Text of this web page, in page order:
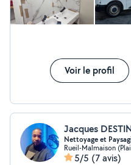
Voir le profil
Nettoyage et
Rueil-Malmaison
5/5 (7 avis)